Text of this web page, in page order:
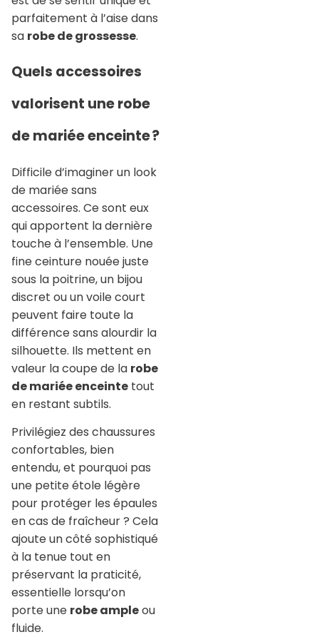
parfaitement à l’aise dans
sa robe de grossesse.
Quels accessoires
valorisent une robe
de mariée enceinte ?
Difficile d’imaginer un look
de mariée sans
accessoires. Ce sont eux
qui apportent la dernière
touche à l’ensemble. Une
fine ceinture nouée juste
sous la poitrine, un bijou
discret ou un voile court
peuvent faire toute la
différence sans alourdir la
silhouette. Ils mettent en
valeur la coupe de la robe
de mariée enceinte tout
en restant subtils.
Privilégiez des chaussures
confortables, bien
entendu, et pourquoi pas
une petite étole légère
pour protéger les épaules
en cas de fraîcheur ? Cela
ajoute un côté sophistiqué
à la tenue tout en
préservant la praticité,
essentielle lorsqu’on
porte une robe ampleou
fluide.